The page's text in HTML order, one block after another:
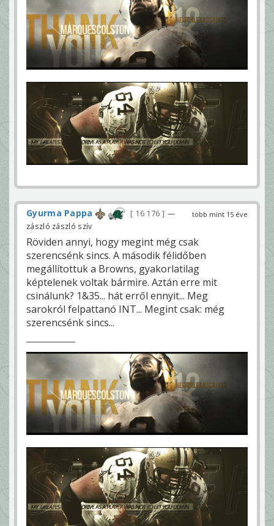
több mint 15 éve
Gyurma Pappa 16 176
—
zászló zászló szív
Röviden annyi, hogy megint még csak
szerencsénk sincs. A második félidőben
megállítottuk a Browns, gyakorlatilag
képtelenek voltak bármire. Aztán erre mit
csinálunk? 1&35... hát erről ennyit... Meg
sarokról felpattanó INT... Megint csak: még
szerencsénk sincs...